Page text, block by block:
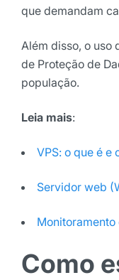
que demandam
Além disso, o uso
de Proteção de
população.
Leia mais:
VPS: o que é e
Servidor web
Como